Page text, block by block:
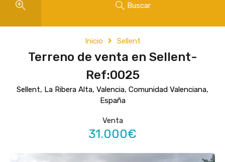
Buscar
Inicio Sellent
Terreno de venta en Sellent-
Ref:0025
Sellent, La Ribera Alta, Valencia, Comunidad Valenciana,
España
Venta
31.000€